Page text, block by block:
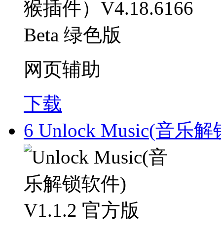
网页辅助
下载
6 Unlock Music(音乐